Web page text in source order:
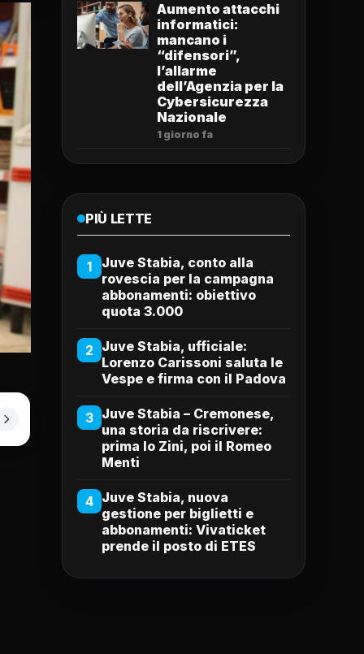
Aumento attacchi
informatici:
mancano i
“difensori”,
l’allarme
dell’Agenzia per la
Cybersicurezza
Nazionale
1 giorno fa
PIÙ LETTE
1
Juve Stabia, conto alla
rovescia per la campagna
abbonamenti: obiettivo
quota 3.000
2 Juve Stabia, ufficiale:
Lorenzo Carissoni saluta le
Vespe e firma con il Padova
3 Juve Stabia – Cremonese,
una storia da riscrivere:
prima lo Zini, poi il Romeo
Menti
4 Juve Stabia, nuova
gestione per biglietti e
abbonamenti: Vivaticket
prende il posto di ETES